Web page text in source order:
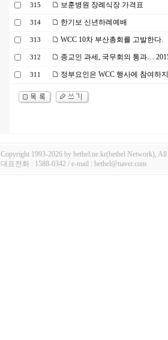
315 보훈병원 장례식장 가격표
314 한기보 신년하례예배
313 WCC 10차 부산총회를 고발한다.
312 종교인 과세, 국무회의 통과…
311 정부요인은 WCC 행사에 참여하
Copyright 1993-2026 by bethel.ne.kr(bethel Network), All
대표전화 : 1588-0342 / e-mail : bethel@naver.com